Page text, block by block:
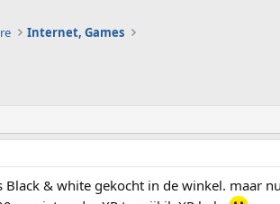
Internet, Games
Black & white gekocht in de winkel. maar